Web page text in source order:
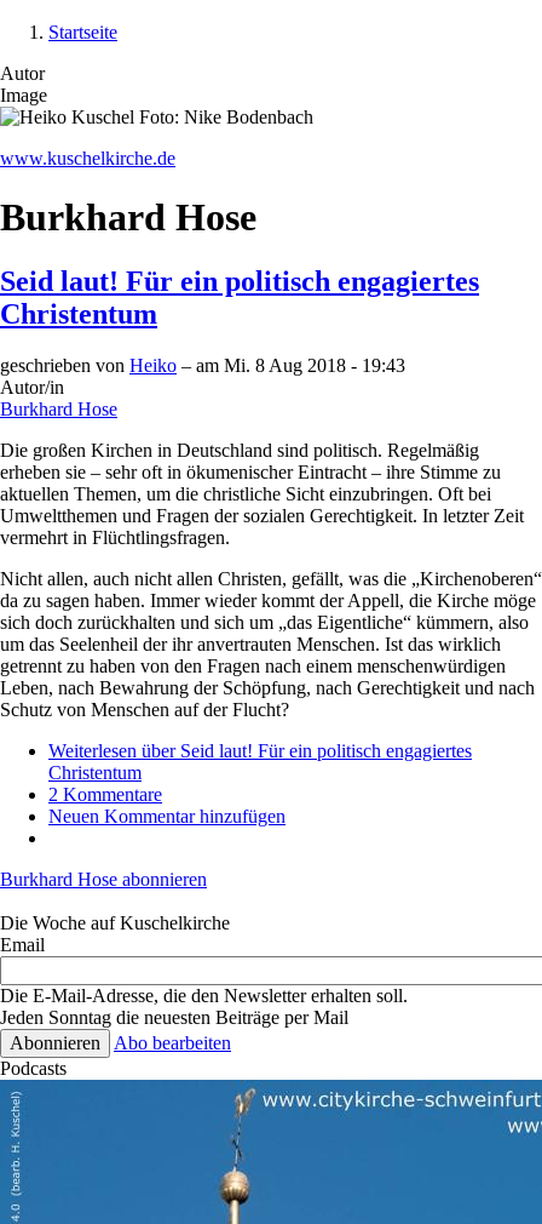
Startseite
Autor
Image
www.kuschelkirche.de
Burkhard Hose
Seid laut! Für ein politisch engagiertes
Christentum
geschrieben von Heiko – am Mi. 8 Aug 2018 - 19:43
Autor/in
Burkhard Hose
Die großen Kirchen in Deutschland sind politisch. Regelmäßig
erheben sie – sehr oft in ökumenischer Eintracht – ihre Stimme zu
aktuellen Themen, um die christliche Sicht einzubringen. Oft bei
Umweltthemen und Fragen der sozialen Gerechtigkeit. In letzter Zeit
vermehrt in Flüchtlingsfragen.
Nicht allen, auch nicht allen Christen, gefällt, was die „Kirchenoberen“
da zu sagen haben. Immer wieder kommt der Appell, die Kirche möge
sich doch zurückhalten und sich um „das Eigentliche“ kümmern, also
um das Seelenheil der ihr anvertrauten Menschen. Ist das wirklich
getrennt zu haben von den Fragen nach einem menschenwürdigen
Leben, nach Bewahrung der Schöpfung, nach Gerechtigkeit und nach
Schutz von Menschen auf der Flucht?
Weiterlesen über Seid laut! Für ein politisch engagiertes
Christentum
2 Kommentare
Neuen Kommentar hinzufügen
Burkhard Hose abonnieren
Die Woche auf Kuschelkirche
Email
Die E-Mail-Adresse, die den Newsletter erhalten soll.
Jeden Sonntag die neuesten Beiträge per Mail
Abo bearbeiten
Podcasts